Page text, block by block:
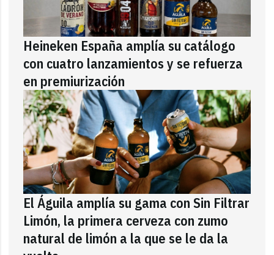
Heineken España amplía su catálogo
con cuatro lanzamientos y se refuerza
en premiurización
El Águila amplía su gama con Sin Filtrar
Limón, la primera cerveza con zumo
natural de limón a la que se le da la